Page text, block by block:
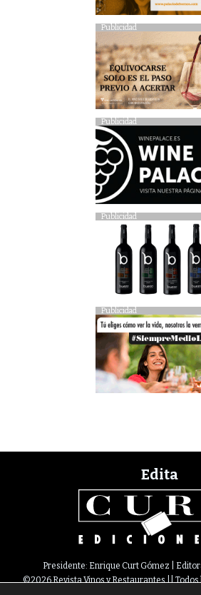
Publicidad
Publicidad
Publicidad
Publicidad
Edita
Presidente: Enrique Curt Gómez |
©2026 Revista Vinos y Restaurantes ||